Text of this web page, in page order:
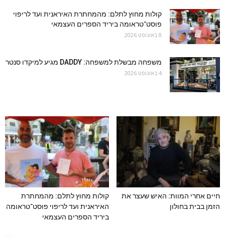
קולות מחוץ לתלם: מהמחתרת האיראנית ועד לריפוי
פוסט־טראומה ביריד הספרים העצמאי
8 באוגוסט 2026
משפחה מבשלת למשפחה: DADDY מגיע למיקדו סנטר
4 באוגוסט 2026
חיים אחרי המוות: האיש שעצר את
הזמן בבית בחולון
קולות מחוץ לתלם: מהמחתרת
האיראנית ועד לריפוי פוסט־טראומה
ביריד הספרים העצמאי